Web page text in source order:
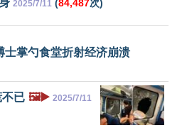
2025/7/11 (84,487次)
士掌勺食堂折射经济崩溃
已 🖼️▶️ 2025/7/11